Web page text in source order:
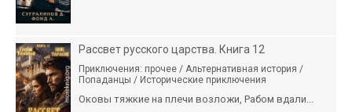
Рассвет русского царства. Книга 12
Приключения: прочее / Альтернативная история /
Попаданцы / Исторические приключения
Оковы тяжкие на плечи возложи, Рабом вдали...